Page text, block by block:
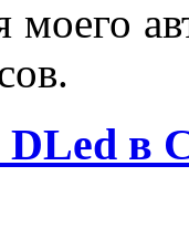
моего
в